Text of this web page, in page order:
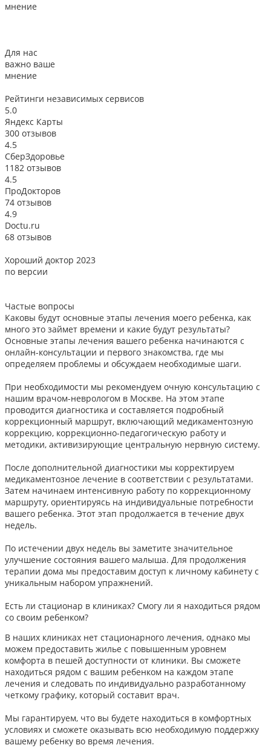
мнение
Для нас
важно ваше
мнение
Рейтинги независимых сервисов
5.0
Яндекс Карты
300 отзывов
4.5
СберЗдоровье
1182 отзывов
4.5
ПроДокторов
74 отзывов
4.9
Doctu.ru
68 отзывов
Хороший доктор 2023
по версии
Частые вопросы
Каковы будут основные этапы лечения моего ребенка, как
много это займет времени и какие будут результаты?
Основные этапы лечения вашего ребенка начинаются с
онлайн-консультации и первого знакомства, где мы
определяем проблемы и обсуждаем необходимые шаги.
При необходимости мы рекомендуем очную консультацию с
нашим врачом-неврологом в Москве. На этом этапе
проводится диагностика и составляется подробный
коррекционный маршрут, включающий медикаментозную
коррекцию, коррекционно-педагогическую работу и
методики, активизирующие центральную нервную систему.
После дополнительной диагностики мы корректируем
медикаментозное лечение в соответствии с результатами.
Затем начинаем интенсивную работу по коррекционному
маршруту, ориентируясь на индивидуальные потребности
вашего ребенка. Этот этап продолжается в течение двух
недель.
По истечении двух недель вы заметите значительное
улучшение состояния вашего малыша. Для продолжения
терапии дома мы предоставим доступ к личному кабинету с
уникальным набором упражнений.
Есть ли стационар в клиниках? Смогу ли я находиться рядом
со своим ребенком?
В наших клиниках нет стационарного лечения, однако мы
можем предоставить жилье с повышенным уровнем
комфорта в пешей доступности от клиники. Вы сможете
находиться рядом с вашим ребенком на каждом этапе
лечения и следовать по индивидуально разработанному
четкому графику, который составит врач.
Мы гарантируем, что вы будете находиться в комфортных
условиях и сможете оказывать всю необходимую поддержку
вашему ребенку во время лечения.